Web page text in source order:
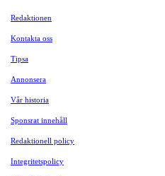
Redaktionen
Kontakta oss
Tipsa
Annonsera
Vår historia
Sponsrat innehåll
Redaktionell policy
Integritetspolicy